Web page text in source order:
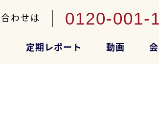
わせは 0120-001-
定期レポート 動画